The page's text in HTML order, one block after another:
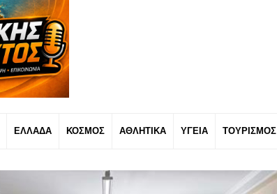
ΕΛΛΑΔΑ ΚΟΣΜΟΣ ΑΘΛΗΤΙΚΑ ΥΓΕΙΑ ΤΟΥΡΙΣΜΟΣ